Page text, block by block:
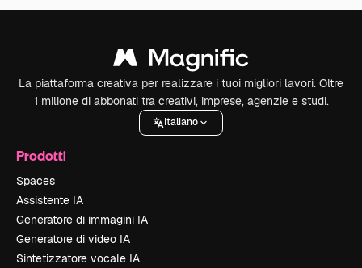
La piattaforma creativa per realizzare i tuoi migliori lavori. Oltre
1 milione di abbonati tra creativi, imprese, agenzie e studi.
Italiano
Prodotti
Spaces
Assistente IA
Generatore di immagini IA
Generatore di video IA
Sintetizzatore vocale IA